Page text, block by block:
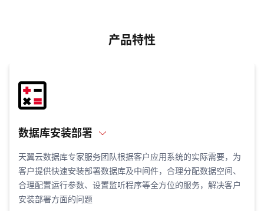
产品特性
数据库安装部署
天翼云数据库专家服务团队根据客户应用系统的实际需要，为
客户提供快速安装部署数据库及中间件，合理分配数据空间、
合理配置运行参数、设置监听程序等全方位的服务，解决客户
安装部署方面的问题